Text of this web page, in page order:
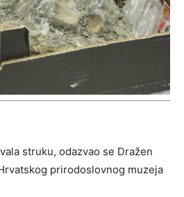
struku, odazvao se Dražen
prirodoslovnog muzeja